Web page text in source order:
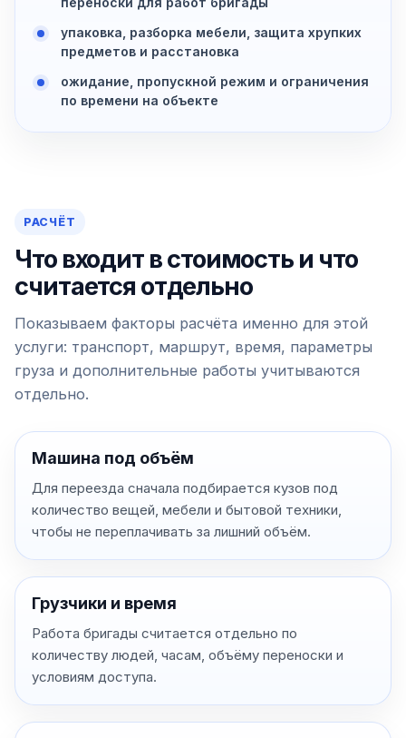
упаковка, разборка мебели, защита хрупких
предметов и расстановка
ожидание, пропускной режим и ограничения
по времени на объекте
РАСЧЁТ
Что входит в стоимость и что
считается отдельно
Показываем факторы расчёта именно для этой
услуги: транспорт, маршрут, время, параметры
груза и дополнительные работы учитываются
отдельно.
Машина под объём
Для переезда сначала подбирается кузов под
количество вещей, мебели и бытовой техники,
чтобы не переплачивать за лишний объём.
Грузчики и время
Работа бригады считается отдельно по
количеству людей, часам, объёму переноски и
условиям доступа.